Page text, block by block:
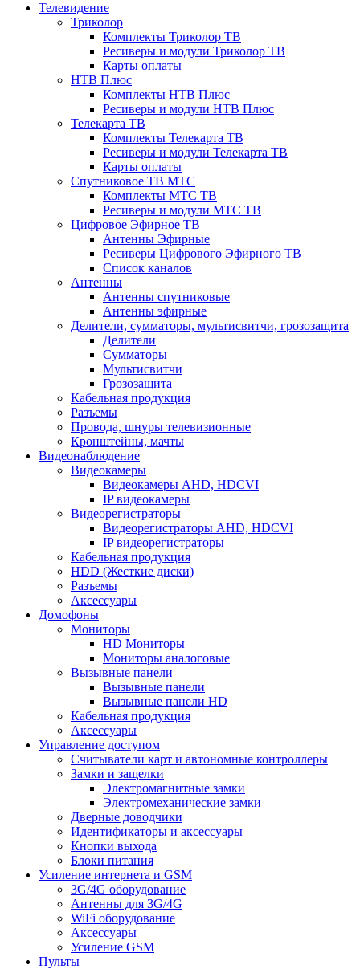
Телевидение
Триколор
Комплекты Триколор ТВ
Ресиверы и модули Триколор ТВ
Карты оплаты
НТВ Плюс
Комплекты НТВ Плюс
Ресиверы и модули НТВ Плюс
Телекарта ТВ
Комплекты Телекарта ТВ
Ресиверы и модули Телекарта ТВ
Карты оплаты
Спутниковое ТВ МТС
Комплекты МТС ТВ
Ресиверы и модули МТС ТВ
Цифровое Эфирное ТВ
Антенны Эфирные
Ресиверы Цифрового Эфирного ТВ
Список каналов
Антенны
Антенны спутниковые
Антенны эфирные
Делители, сумматоры, мультисвитчи, грозозащита
Делители
Сумматоры
Мультисвитчи
Грозозащита
Кабельная продукция
Разъемы
Провода, шнуры телевизионные
Кронштейны, мачты
Видеонаблюдение
Видеокамеры
Видеокамеры AHD, HDCVI
IP видеокамеры
Видеорегистраторы
Видеорегистраторы AHD, HDCVI
IP видеорегистраторы
Кабельная продукция
HDD (Жесткие диски)
Разъемы
Аксессуары
Домофоны
Мониторы
HD Мониторы
Мониторы аналоговые
Вызывные панели
Вызывные панели
Вызывные панели HD
Кабельная продукция
Аксессуары
Управление доступом
Считыватели карт и автономные контроллеры
Замки и защелки
Электромагнитные замки
Электромеханические замки
Дверные доводчики
Идентификаторы и аксессуары
Кнопки выхода
Блоки питания
Усиление интернета и GSM
3G/4G оборудование
Антенны для 3G/4G
WiFi оборудование
Аксессуары
Усиление GSM
Пульты